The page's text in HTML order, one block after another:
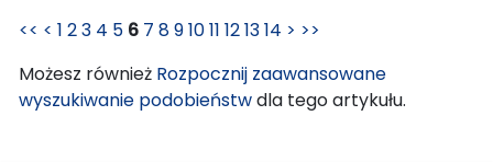
<< < 1 23 4 5 6 7 891011 121314 > >>
Możesz również Rozpocznij zaawansowane
wyszukiwanie podobieństwdla tego artykułu.